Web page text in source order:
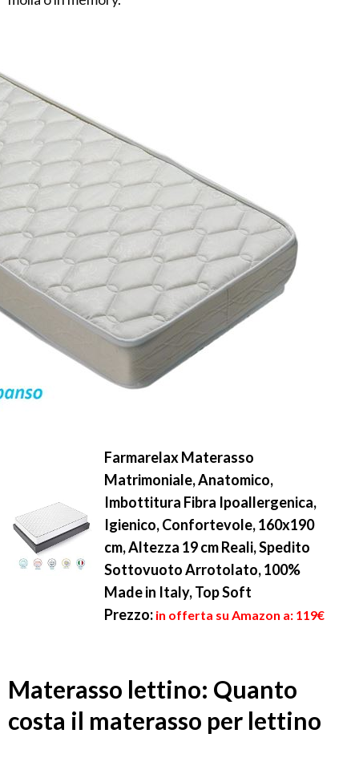
Farmarelax Materasso
Matrimoniale, Anatomico,
Imbottitura Fibra Ipoallergenica,
Igienico, Confortevole, 160x190
cm, Altezza 19 cm Reali, Spedito
Sottovuoto Arrotolato, 100%
Made in Italy, Top Soft
Prezzo: in offerta su Amazon a: 119€
Materasso lettino: Quanto
costa il materasso per lettino